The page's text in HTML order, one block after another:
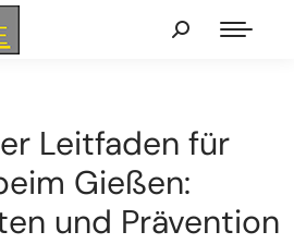
Leitfaden für
Gießen:
und Prävention